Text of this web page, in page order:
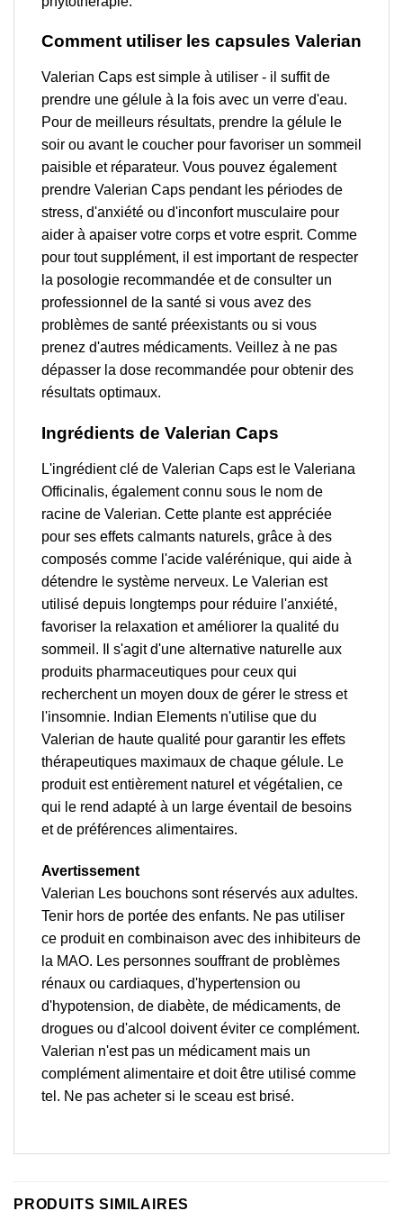
Comment utiliser les capsules Valerian
Valerian Caps est simple à utiliser - il suffit de
prendre une gélule à la fois avec un verre d'eau.
Pour de meilleurs résultats, prendre la gélule le
soir ou avant le coucher pour favoriser un sommeil
paisible et réparateur. Vous pouvez également
prendre Valerian Caps pendant les périodes de
stress, d'anxiété ou d'inconfort musculaire pour
aider à apaiser votre corps et votre esprit. Comme
pour tout supplément, il est important de respecter
la posologie recommandée et de consulter un
professionnel de la santé si vous avez des
problèmes de santé préexistants ou si vous
prenez d'autres médicaments. Veillez à ne pas
dépasser la dose recommandée pour obtenir des
résultats optimaux.
Ingrédients de Valerian Caps
L'ingrédient clé de Valerian Caps est le Valeriana
Officinalis, également connu sous le nom de
racine de Valerian. Cette plante est appréciée
pour ses effets calmants naturels, grâce à des
composés comme l'acide valérénique, qui aide à
détendre le système nerveux. Le Valerian est
utilisé depuis longtemps pour réduire l'anxiété,
favoriser la relaxation et améliorer la qualité du
sommeil. Il s'agit d'une alternative naturelle aux
produits pharmaceutiques pour ceux qui
recherchent un moyen doux de gérer le stress et
l'insomnie. Indian Elements n'utilise que du
Valerian de haute qualité pour garantir les effets
thérapeutiques maximaux de chaque gélule. Le
produit est entièrement naturel et végétalien, ce
qui le rend adapté à un large éventail de besoins
et de préférences alimentaires.
Avertissement
Valerian Les bouchons sont réservés aux adultes.
Tenir hors de portée des enfants. Ne pas utiliser
ce produit en combinaison avec des inhibiteurs de
la MAO. Les personnes souffrant de problèmes
rénaux ou cardiaques, d'hypertension ou
d'hypotension, de diabète, de médicaments, de
drogues ou d'alcool doivent éviter ce complément.
Valerian n'est pas un médicament mais un
complément alimentaire et doit être utilisé comme
tel. Ne pas acheter si le sceau est brisé.
PRODUITS SIMILAIRES